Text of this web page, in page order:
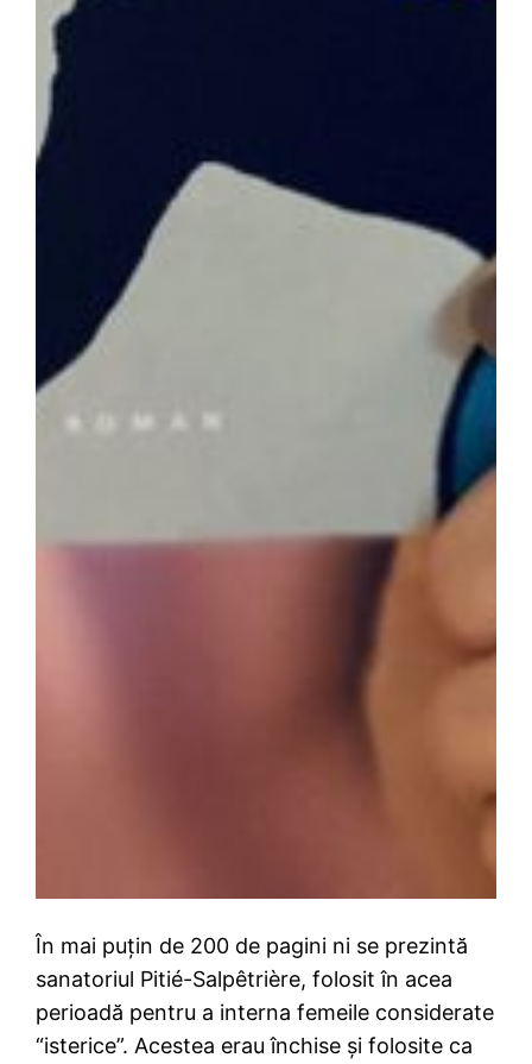
În mai puțin de 200 de pagini ni se prezintă
sanatoriul Pitié-Salpêtrière, folosit în acea
perioadă pentru a interna femeile considerate
“isterice”. Acestea erau închise și folosite ca